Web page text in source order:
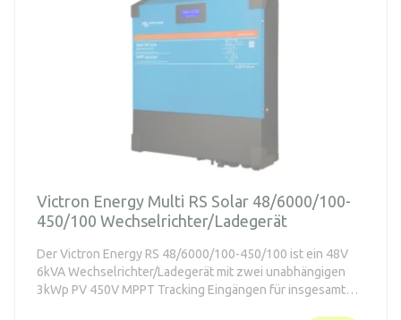
Victron Energy Multi RS Solar 48/6000/100-
450/100 Wechselrichter/Ladegerät
Der Victron Energy RS 48/6000/100-450/100 ist ein 48V
6kVA Wechselrichter/Ladegerät mit zwei unabhängigen
3kWp PV 450V MPPT Tracking Eingängen für insgesamt